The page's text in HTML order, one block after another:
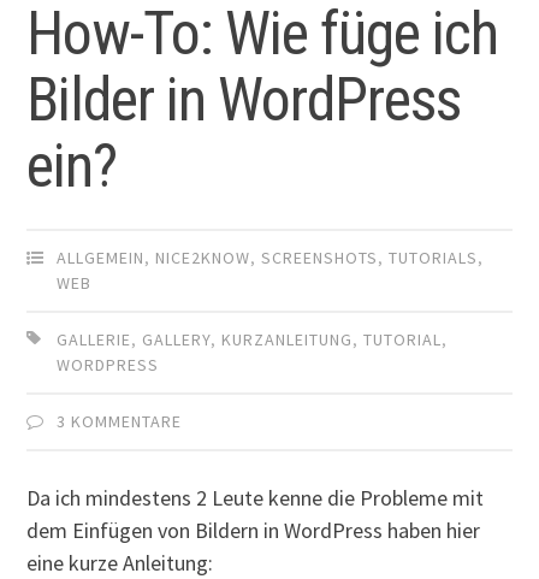
How-To: Wie füge ich
Bilder in WordPress
ein?
ALLGEMEIN, NICE2KNOW,SCREENSHOTS,TUTORIALS,
WEB
GALLERIE, GALLERY, KURZANLEITUNG,TUTORIAL,
WORDPRESS
3 KOMMENTARE
Da ich mindestens 2 Leute kenne die Probleme mit
dem Einfügen von Bildern in WordPress haben hier
eine kurze Anleitung: